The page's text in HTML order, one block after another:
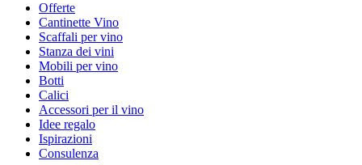
Offerte
Cantinette Vino
Scaffali per vino
Stanza dei vini
Mobili per vino
Botti
Calici
Accessori per il vino
Idee regalo
Ispirazioni
Consulenza